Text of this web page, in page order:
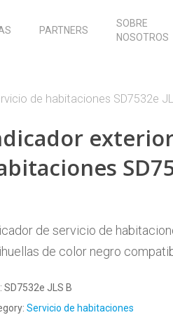
PARTNERS
SOBRE
NOSOTROS
de habitaciones SD7532e
de servicio de
de color negro
SD7532e JLS B
Servicio de habitaciones